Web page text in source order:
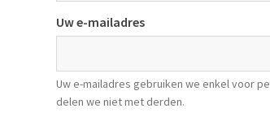
Uw e-mailadres
Uw e-mailadres gebruiken we enkel voor
delen we niet met derden.